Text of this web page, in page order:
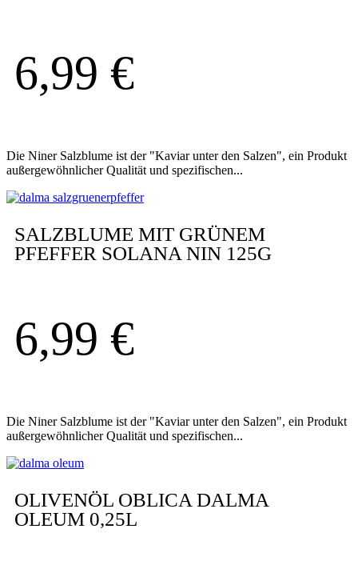
6,99 €
Die Niner Salzblume ist der "Kaviar unter den Salzen", ein Produkt
außergewöhnlicher Qualität und spezifischen...
SALZBLUME MIT GRÜNEM
PFEFFER SOLANA NIN 125G
6,99 €
Die Niner Salzblume ist der "Kaviar unter den Salzen", ein Produkt
außergewöhnlicher Qualität und spezifischen...
OLIVENÖL OBLICA DALMA
OLEUM 0,25L